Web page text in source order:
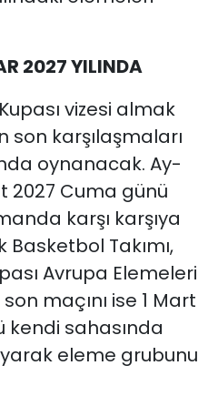
2027 YILINDA
vizesi almak
son karşılaşmaları
oynanacak. Ay-
2027 Cuma günü
karşı karşıya
Basketbol Takımı,
Avrupa Elemeleri
maçını ise 1 Mart
kendi sahasında
eleme grubunu